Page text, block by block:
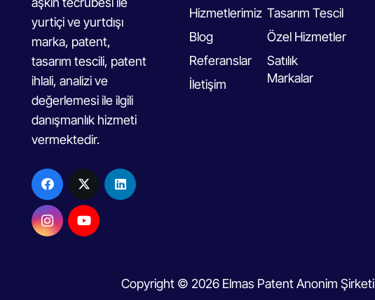
yurtiçi ve yurtdışı
marka, patent,
tasarım tescili, patent
ihlali, analizi ve
değerlemesi ile ilgili
danışmanlık hizmeti
vermektedir.
Hizmetlerimiz
Blog
Referanslar
İletişim
Tasarım Tescil
Özel Hizmetler
Satılık
Markalar
Copyright © 2026 Elmas Patent Anonim Şirketi